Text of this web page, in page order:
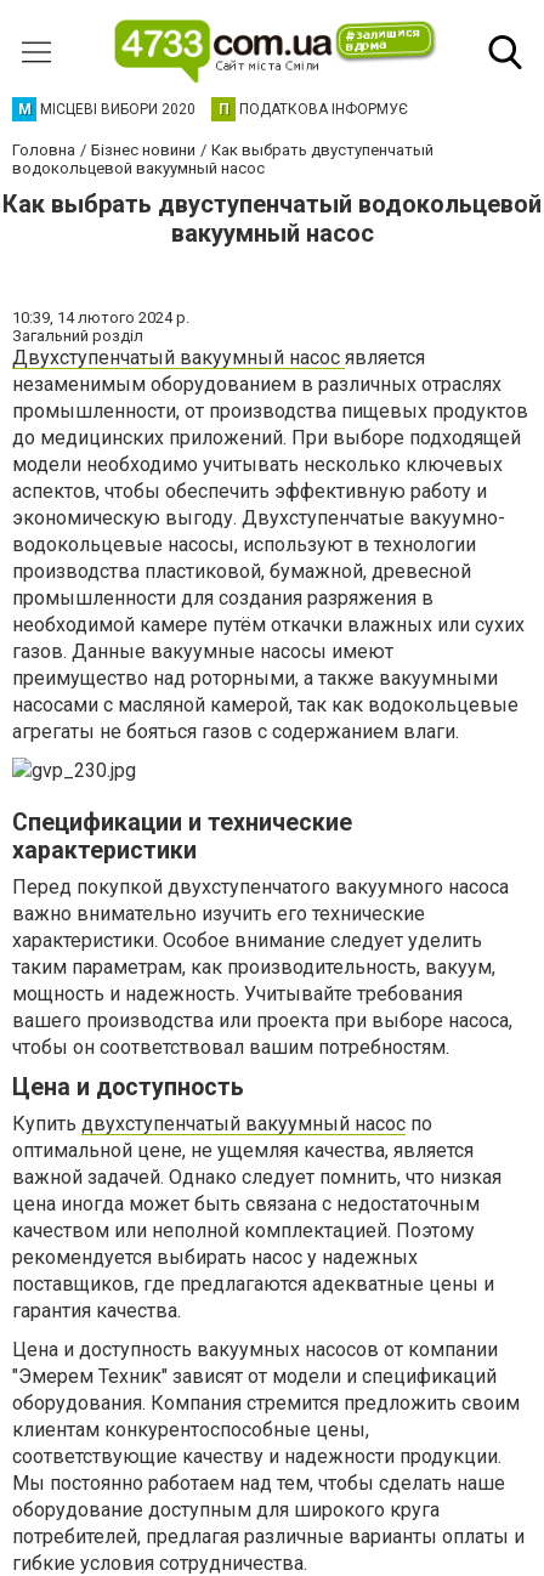
М МІСЦЕВІ ВИБОРИ 2020 П ПОДАТКОВА ІНФОРМУЄ
Головна Бізнес новини
Как выбрать двуступенчатый
водокольцевой вакуумный насос
Как выбрать двуступенчатый водокольцевой
вакуумный насос
10:39, 14 лютого 2024 р.
Загальний розділ
Двухступенчатый вакуумный насос является
незаменимым оборудованием в различных отраслях
промышленности, от производства пищевых продуктов
до медицинских приложений. При выборе подходящей
модели необходимо учитывать несколько ключевых
аспектов, чтобы обеспечить эффективную работу и
экономическую выгоду. Двухступенчатые вакуумно-
водокольцевые насосы, используют в технологии
производства пластиковой, бумажной, древесной
промышленности для создания разряжения в
необходимой камере путём откачки влажных или сухих
газов. Данные вакуумные насосы имеют
преимущество над роторными, а также вакуумными
насосами с масляной камерой, так как водокольцевые
агрегаты не бояться газов с содержанием влаги.
Спецификации и технические
характеристики
Перед покупкой двухступенчатого вакуумного насоса
важно внимательно изучить его технические
характеристики. Особое внимание следует уделить
таким параметрам, как производительность, вакуум,
мощность и надежность. Учитывайте требования
вашего производства или проекта при выборе насоса,
чтобы он соответствовал вашим потребностям.
Цена и доступность
Купить двухступенчатый вакуумный насос по
оптимальной цене, не ущемляя качества, является
важной задачей. Однако следует помнить, что низкая
цена иногда может быть связана с недостаточным
качеством или неполной комплектацией. Поэтому
рекомендуется выбирать насос у надежных
поставщиков, где предлагаются адекватные цены и
гарантия качества.
Цена и доступность вакуумных насосов от компании
"Эмерем Техник" зависят от модели и спецификаций
оборудования. Компания стремится предложить своим
клиентам конкурентоспособные цены,
соответствующие качеству и надежности продукции.
Мы постоянно работаем над тем, чтобы сделать наше
оборудование доступным для широкого круга
потребителей, предлагая различные варианты оплаты и
гибкие условия сотрудничества.